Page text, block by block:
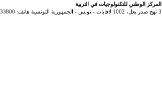
المركز الوطني للتكنولوجيات في التربية
3 نهج صدر بعل، 1002 لافايات - تونس - الجمهورية التونسية هاتف: 71833800